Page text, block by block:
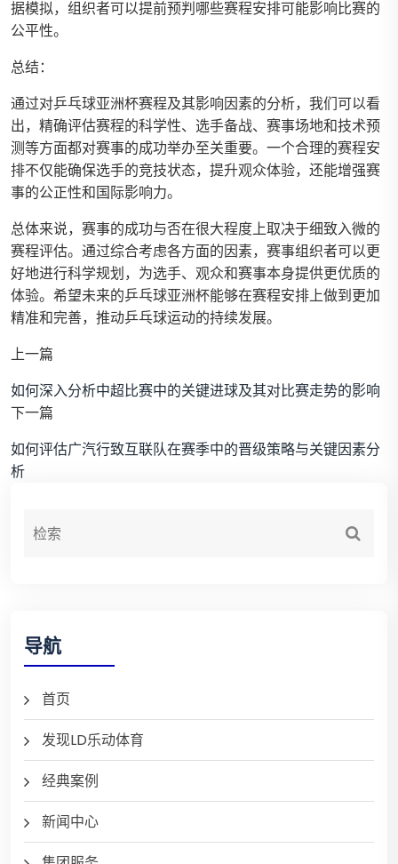
据模拟，组织者可以提前预判哪些赛程安排可能影响比赛的
公平性。
总结：
通过对乒乓球亚洲杯赛程及其影响因素的分析，我们可以看
出，精确评估赛程的科学性、选手备战、赛事场地和技术预
测等方面都对赛事的成功举办至关重要。一个合理的赛程安
排不仅能确保选手的竞技状态，提升观众体验，还能增强赛
事的公正性和国际影响力。
总体来说，赛事的成功与否在很大程度上取决于细致入微的
赛程评估。通过综合考虑各方面的因素，赛事组织者可以更
好地进行科学规划，为选手、观众和赛事本身提供更优质的
体验。希望未来的乒乓球亚洲杯能够在赛程安排上做到更加
精准和完善，推动乒乓球运动的持续发展。
上一篇
如何深入分析中超比赛中的关键进球及其对比赛走势的影响
下一篇
如何评估广汽行致互联队在赛季中的晋级策略与关键因素分
析
导航
首页
发现LD乐动体育
经典案例
新闻中心